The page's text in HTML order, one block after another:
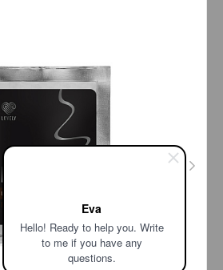
Eva
Hello! Ready to help you. Write
to me if you have any
questions.